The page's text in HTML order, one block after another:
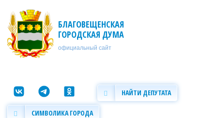
БЛАГОВЕЩЕНСКАЯ
ГОРОДСКАЯ ДУМА
официальный сайт
НАЙТИ ДЕПУТАТА
СИМВОЛИКА ГОРОДА